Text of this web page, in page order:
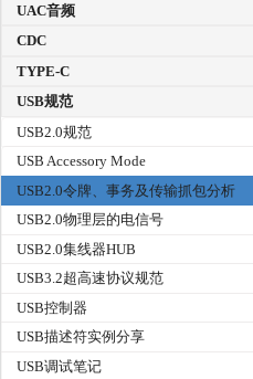
UAC音频
CDC
TYPE-C
USB规范
USB2.0规范
USB Accessory Mode
USB2.0令牌、事务及传输抓包分析
USB2.0物理层的电信号
USB2.0集线器HUB
USB3.2超高速协议规范
USB控制器
USB描述符实例分享
USB调试笔记